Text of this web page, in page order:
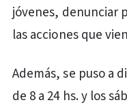
jóvenes, denunciar
las acciones que
Además, se puso a
de 8 a 24 hs. y los